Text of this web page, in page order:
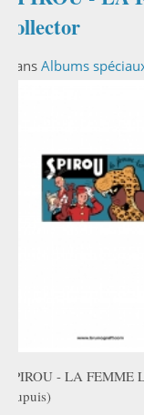
collector
Dans Albums
SPIROU - LA
Dupuis)